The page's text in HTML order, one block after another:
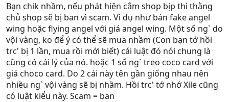
Bạn chik nhầm, nếu phát hiện cắm shop bịp thì thằng
chủ shop sẽ bị ban vì scam. Vì dụ như bán fake angel
wing hoặc flying angel với giá angel wing. Một số ng` do
vội vàng, ko để ý có thể sẽ mua nhầm (Con bạn tớ hồi
trc' bị 1 lần, mua rồi mới biết) cái luật đó nói chung là
cũng có cái lý của nó. hoặc 1 số ng` treo coco card với
giá choco card. Do 2 cái này tên gần giống nhau nên
nhiều ng` vội vàng sẽ bị nhầm. Hồi trc' tớ nhớ Xile cũng
có luật kiểu này. Scam = ban